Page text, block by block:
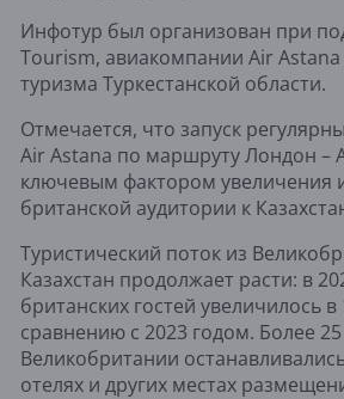
Инфотур был организован при
Tourism, авиакомпании Air
туризма Туркестанской области.
Отмечается, что запуск
Air Astana по маршруту Лондон –
ключевым фактором увеличения
британской аудитории к
Туристический поток из
Казахстан продолжает расти: в
британских гостей увеличилось в
сравнению с 2023 годом. Более
Великобритании
отелях и других местах